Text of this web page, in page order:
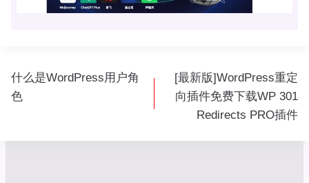
文
章
什么是WordPress用户角
色
[最新版]WordPress重定
向插件免费下载WP 301
Redirects PRO插件